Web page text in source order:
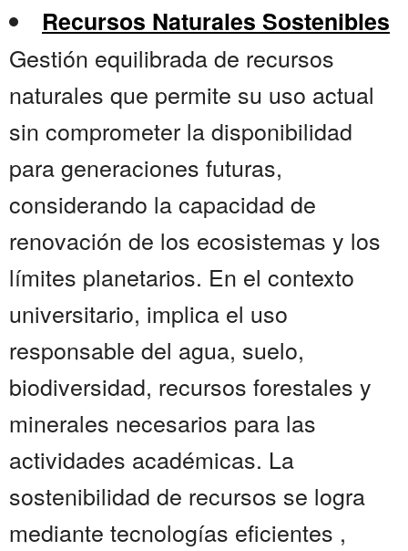
Recursos Naturales Sostenibles
Gestión equilibrada de recursos
naturales que permite su uso actual
sin comprometer la disponibilidad
para generaciones futuras,
considerando la capacidad de
renovación de los ecosistemas y los
límites planetarios. En el contexto
universitario, implica el uso
responsable del agua, suelo,
biodiversidad, recursos forestales y
minerales necesarios para las
actividades académicas. La
sostenibilidad de recursos se logra
mediante tecnologías eficientes ,